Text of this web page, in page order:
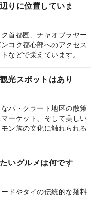
りに位置していま
首都圏、チャオプラヤー
コク都心部へのアクセス
などで栄えています。
光スポットはあり
パ・クラート地区の散策
ーケット、そして美しい
ン族の文化に触れられる
いグルメは何です
ドやタイの伝統的な麺料